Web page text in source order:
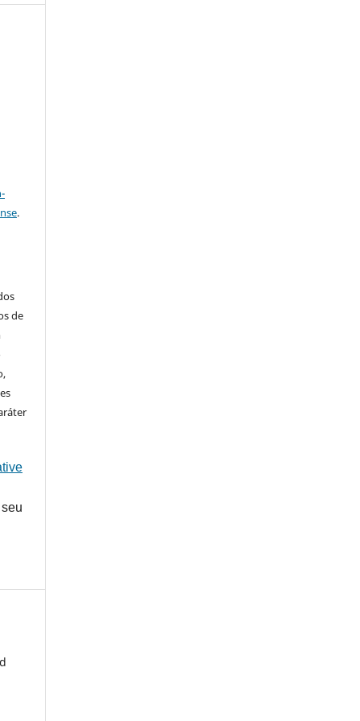
.
de